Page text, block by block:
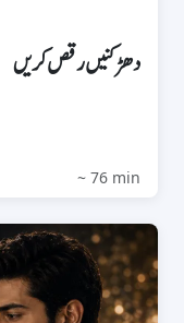
دھڑکنیں رقص کریں
~ 76 min